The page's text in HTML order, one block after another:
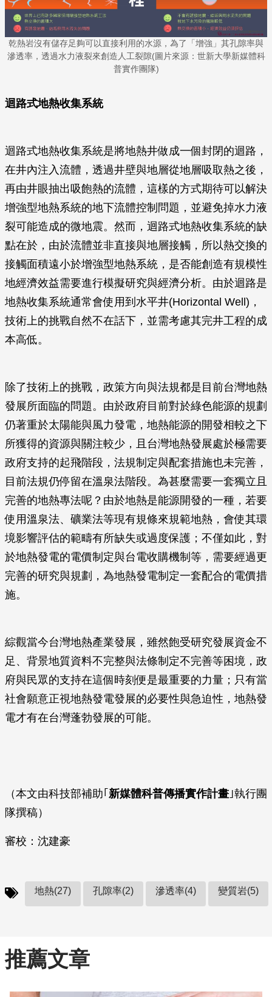
乾熱岩沒有儲存足夠可以直接利用的水源，為了「增強」其孔隙率與
滲透率，透過水力液裂來創造人工裂隙(圖片來源：世新大學新媒體科
普實作團隊)
迴路式地熱收集系統
迴路式地熱收集系統是將地熱井做成一個封閉的迴路，
在井內注入流體，透過井壁與地層從地層吸取熱之後，
再由井眼抽出吸飽熱的流體，這樣的方式期待可以解決
增強型地熱系統的地下流體控制問題，並避免掉水力液
裂可能造成的微地震。然而，迴路式地熱收集系統的缺
點在於，由於流體並非直接與地層接觸，所以熱交換的
接觸面積遠小於增強型地熱系統，是否能創造有規模性
地經濟效益需要進行模擬研究與經濟分析。由於迴路是
地熱收集系統通常會使用到水平井(Horizontal Well)，
技術上的挑戰自然不在話下，並需考慮其完井工程的成
本高低。
除了技術上的挑戰，政策方向與法規都是目前台灣地熱
發展所面臨的問題。由於政府目前對於綠色能源的規劃
仍著重於太陽能與風力發電，地熱能源的開發相較之下
所獲得的資源與關注較少，且台灣地熱發展處於極需要
政府支持的起飛階段，法規制定與配套措施也未完善，
目前法規仍停留在溫泉法階段。為甚麼需要一套獨立且
完善的地熱專法呢？由於地熱是能源開發的一種，若要
使用溫泉法、礦業法等現有規條來規範地熱，會使其環
境影響評估的範疇有所缺失或過度保護；不僅如此，對
於地熱發電的電價制定與台電收購機制等，需要經過更
完善的研究與規劃，為地熱發電制定一套配合的電價措
施。
綜觀當今台灣地熱產業發展，雖然飽受研究發展資金不
足、背景地質資料不完整與法條制定不完善等困境，政
府與民眾的支持在這個時刻便是最重要的力量；只有當
社會願意正視地熱發電發展的必要性與急迫性，地熱發
電才有在台灣蓬勃發展的可能。
（本文由科技部補助｢ 新媒體科普傳播實作計畫 ｣執行團
隊撰稿）
審校：沈建豪
地熱(27) 孔隙率(2) 滲透率(4) 變質岩(5)
推薦文章